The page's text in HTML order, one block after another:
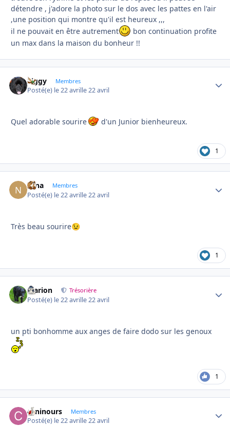
détendre , j'adore la photo sur le dos avec les pattes en l'air
,une position qui montre qu'il est heureux ,,,
il ne pouvait en être autrement
bon continuation profite
un max dans la maison du bonheur !!
Ziggy Membres
Posté(e) le 22 avrille 22 avril
Quel adorable sourire d'un Junior bienheureux.
1
Nina Membres
Posté(e) le 22 avrille 22 avril
Très beau sourire😉
1
Marion Trésorière
Posté(e) le 22 avrille 22 avril
un pti bonhomme aux anges de faire dodo sur les genoux
1
caninours Membres
Posté(e) le 22 avrille 22 avril